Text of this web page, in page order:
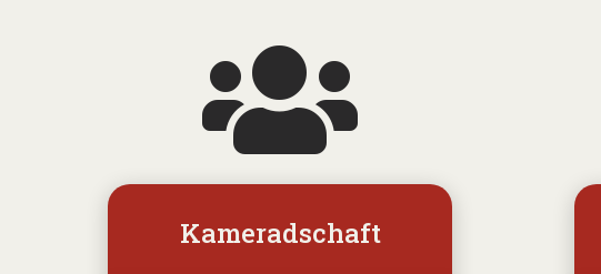
Kameradschaft